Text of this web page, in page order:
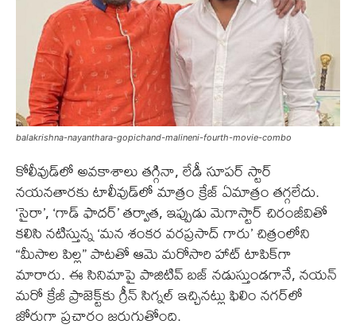
balakrishna-nayanthara-gopichand-malineni-fourth-movie-combo
కోలీవుడ్‌లో అవకాశాలు తగ్గినా, లేడీ సూపర్ స్టార్
నయనతారకు టాలీవుడ్‌లో మాత్రం క్రేజ్ ఏమాత్రం తగ్గలేదు.
‘సైరా’, ‘గాడ్ ఫాదర్’ తర్వాత, ఇప్పుడు మెగాస్టార్ చిరంజీవితో
కలిసి నటిస్తున్న ‘మన శంకర వరప్రసాద్ గారు’ చిత్రంలోని
“మీసాల పిల్ల” పాటతో ఆమె మరోసారి హాట్ టాపిక్‌గా
మారారు. ఈ సినిమాపై పాజిటివ్ బజ్ నడుస్తుండగానే, నయన్
మరో క్రేజీ ప్రాజెక్ట్‌కు గ్రీన్ సిగ్నల్ ఇచ్చినట్లు ఫిలిం నగర్‌లో
జోరుగా ప్రచారం జరుగుతోంది.